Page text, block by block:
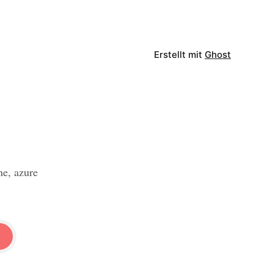
Erstellt mitGhost
azure